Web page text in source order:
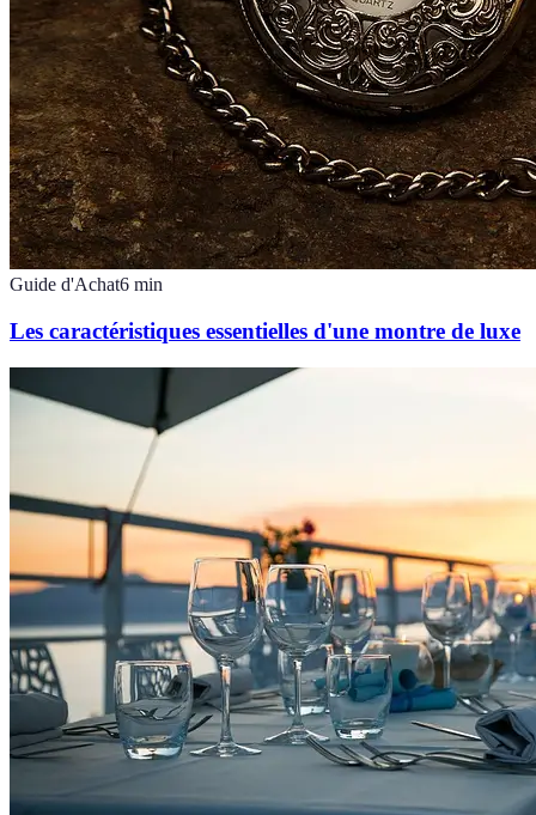
Guide d'Achat6 min
Les caractéristiques essentielles d'une montre de luxe